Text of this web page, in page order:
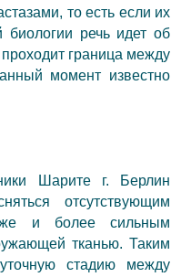
то есть если их
биологии речь идет об
граница между
момент известно
Шарите г. Берлин
отсутствующим
и более сильным
тканью. Таким
стадию между